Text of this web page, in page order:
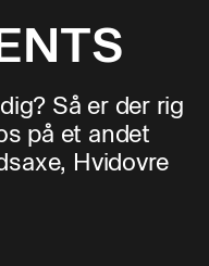
Så er der rig
på et andet
Hvidovre